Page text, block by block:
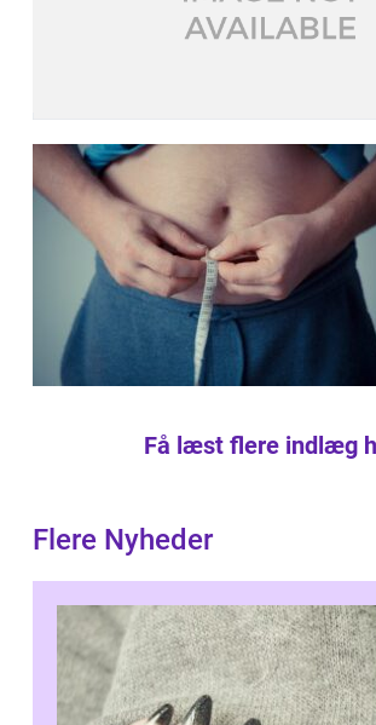
Få læst flere indlæg
Flere Nyheder